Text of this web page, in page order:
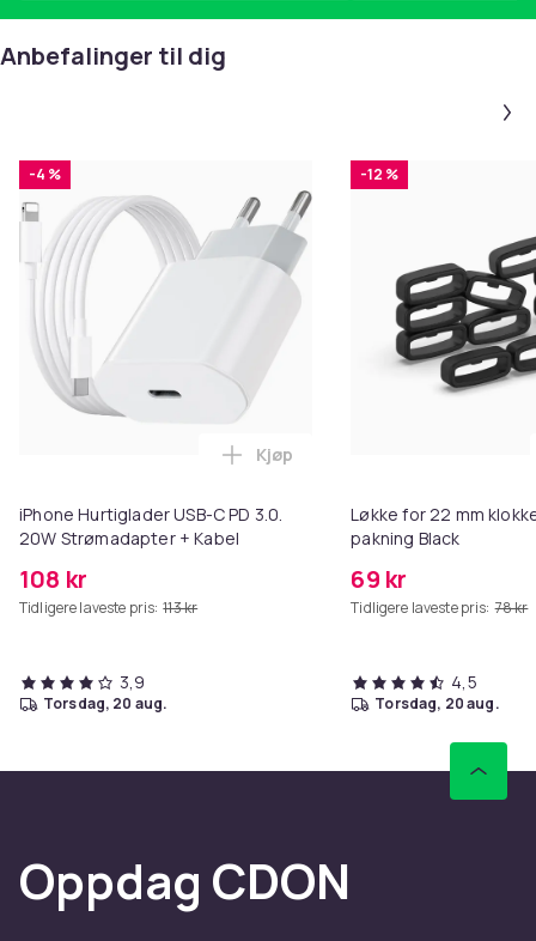
Anbefalinger til dig
-4 %
iPhone Hurtiglader USB-C PD 3.0.
20W Strømadapter + Kabel
108 kr
Tidligere laveste pris: 113 kr
Legg iPhone Hurtiglader USB-C
Kjøp
3,9
torsdag, 20 aug.
-12 %
Løkke for 22 mm
pakning Black
69 kr
Tidligere laveste pris: 78 kr
4,5
torsdag, 20 aug.
Oppdag CDON